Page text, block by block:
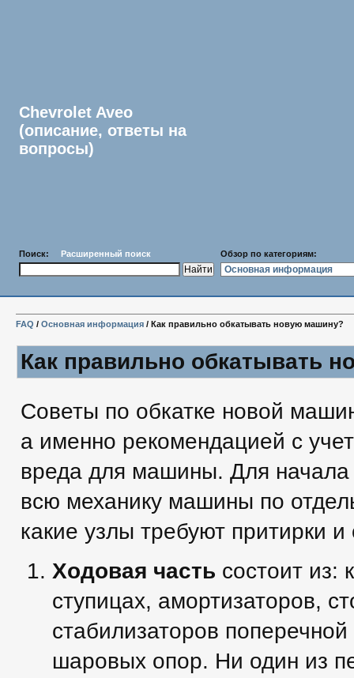
Chevrolet Aveo
(описание, ответы на
вопросы)
Поиск: Расширенный поиск Обзор по категориям:
FAQ / Основная информация / Как правильно обкатывать новую машину?
Как правильно обкатывать
Советы по обкатке новой
а именно рекомендацией с
вреда для машины. Для
всю механику машины по
какие узлы требуют притирки и
Ходовая часть состоит из:
ступицах, амортизаторов,
стабилизаторов
шаровых опор. Ни один из